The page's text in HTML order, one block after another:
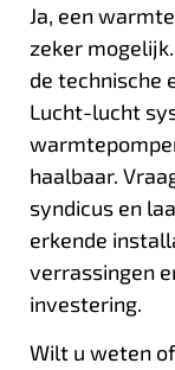
Ja, een
zeker
de technische
Lucht-lucht
haalbaar.
syndicus en
erkende
verrassingen
investering.
Wilt u weten